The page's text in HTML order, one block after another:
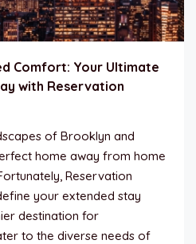
Comfort: Your Ultimate
with Reservation
of Brooklyn and
home away from home
Reservation
your extended stay
destination for
to the diverse needs of